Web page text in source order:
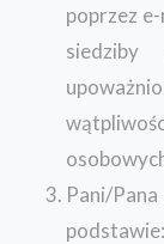
poprzez
Pani/
podstawie: